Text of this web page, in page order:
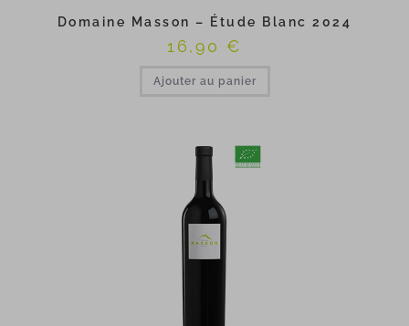
Domaine Masson – Étude Blanc 2024
16,90€
Ajouter au panier